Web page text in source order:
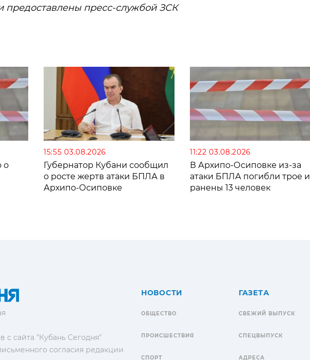
предоставлены пресс-службой ЗСК
о
15:55 03.08.2026
Губернатор Кубани сообщил
о росте жертв атаки БПЛА в
Архипо-Осиповке
11:22 03.08.2026
В Архипо-Осиповке из-за
атаки БПЛА погибли трое и
ранены 13 человек
с сайта "Кубань Сегодня"
согласия редакции
НОВОСТИ
ОБЩЕСТВО
ПРОИСШЕСТВИЯ
СПОРТ
ГАЗЕТА
СВЕЖИЙ ВЫПУСК
СПЕЦВЫПУСК
АДРЕСА